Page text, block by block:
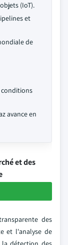
(IoT).
et
de
conditions
avance en
et des
des
et l'analyse de